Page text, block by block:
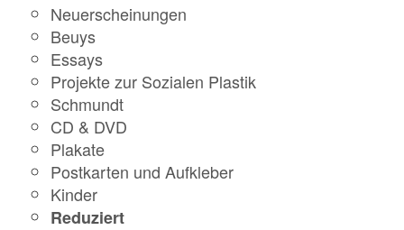
Neuerscheinungen
Beuys
Essays
Projekte zur Sozialen Plastik
Schmundt
CD & DVD
Plakate
Postkarten und Aufkleber
Kinder
Reduziert